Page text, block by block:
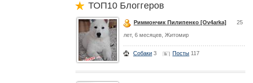
ТОП10 Блоггеров
Риммончик Пилипенко [Ov4arka] 25
лет, 6 месяцев, Житомир
Собаки 3 Посты 117